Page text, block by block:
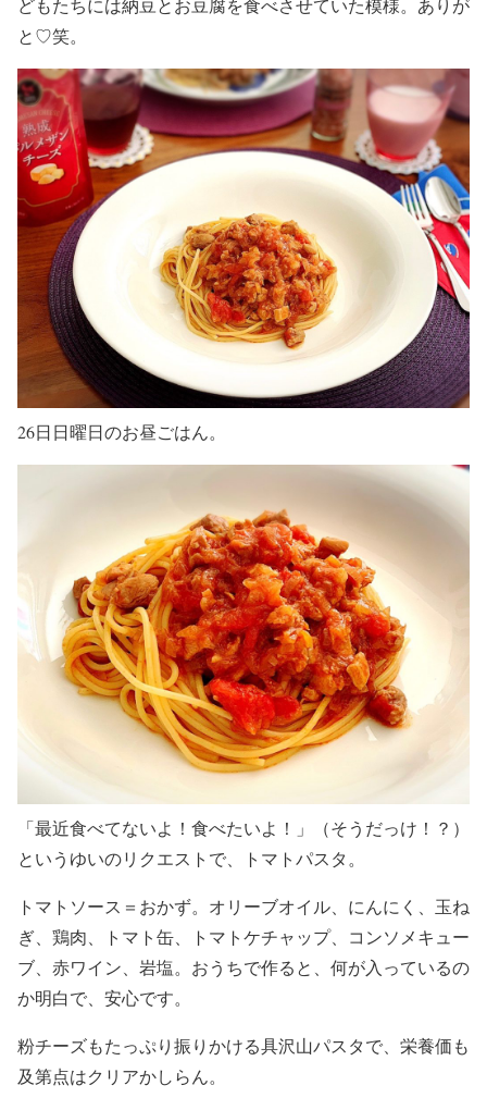
どもたちには納豆とお豆腐を食べさせていた模様。ありが
と♡笑。
26日日曜日のお昼ごはん。
「最近食べてないよ！食べたいよ！」（そうだっけ！？）
というゆいのリクエストで、トマトパスタ。
トマトソース＝おかず。オリーブオイル、にんにく、玉ね
ぎ、鶏肉、トマト缶、トマトケチャップ、コンソメキュー
ブ、赤ワイン、岩塩。おうちで作ると、何が入っているの
か明白で、安心です。
粉チーズもたっぷり振りかける具沢山パスタで、栄養価も
及第点はクリアかしらん。